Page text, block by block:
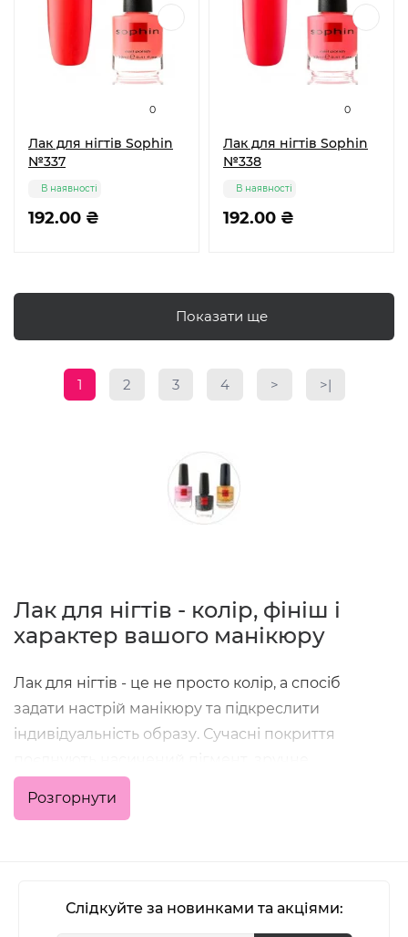
0
Лак для нігтів Sophin
№337
192.00 ₴
В наявності
0
Лак для нігтів Sophin
№338
192.00 ₴
В наявності
Показати ще
1 2 3 4 > >|
Лак для нігтів - колір, фініш і
характер вашого манікюру
Лак для нігтів - це не просто колір, а спосіб
задати настрій манікюру та підкреслити
індивідуальність образу. Сучасні покриття
нанесення та стійкість, що дозволяє отримати
акуратний результат як у домашніх умовах, так і в
формули з глянцевим або матовим фінішем,
Розгорнути
Слідкуйте за новинками та акціями: